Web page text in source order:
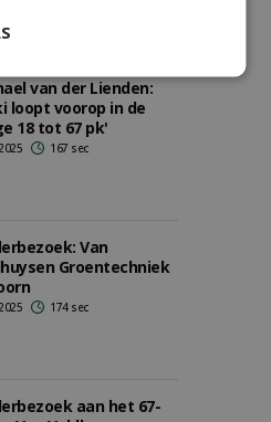
van der Lienden:
loopt voorop in de
18 tot 67 pk'
167 sec
Van
Groentechniek
174 sec
aan het 67-